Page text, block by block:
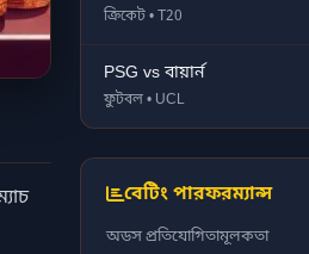
ক্রিকেট • T20
PSG vs বায়ার্ন
ফুটবল • UCL
বেটিং পারফরম্যান্স
অডস প্রতিযোগিতামূলকতা